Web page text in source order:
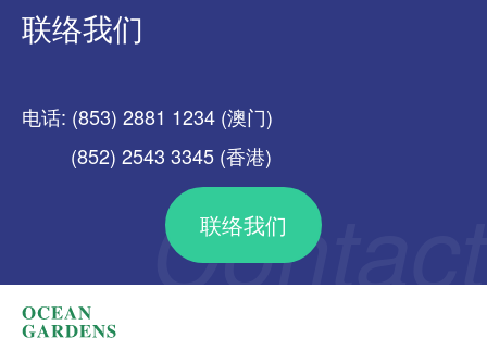
联络我们
电话: (853) 2881 1234 (澳门)
(852) 2543 3345 (香港)
联络我们